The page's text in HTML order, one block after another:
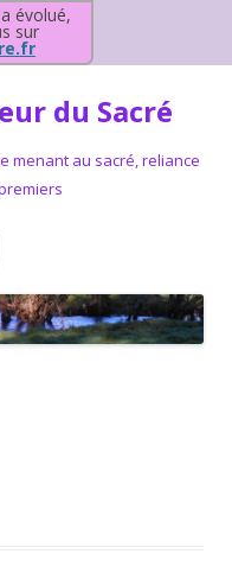
évolué,
sur
du Sacré
menant au sacré, reliance
au contenu principal